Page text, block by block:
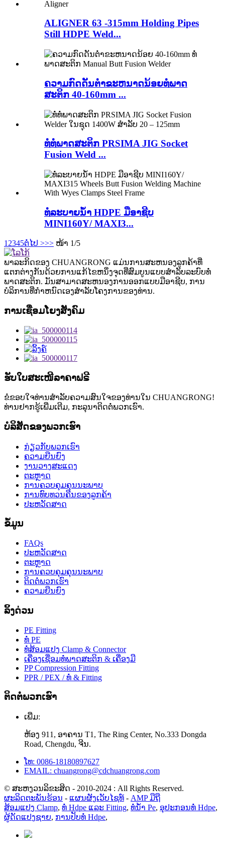
ALIGNER 63 -315mm Holding Pipes
Still HDPE Weld...
ຄວາມກົດດັນຕ່ໍາຂະຫນາດນ້ອຍທໍ່ພາດ
ສະຕິກ 40-160mm ...
ທໍ່ທໍ່ພາດສະຕິກ PRSIMA JIG Socket
Fusion Weld ...
ທໍ່ລະບາຍນໍ້າ HDPE ມືອາຊີບ
MINI160Y/ MAXI3...
12345ຕໍ່ໄປ >>> ໜ້າ 1/5
ພາລະກິດຂອງ CHUANGRONG ແມ່ນການສະຫນອງລູກຄ້າທີ່
ແຕກຕ່າງກັນດ້ວຍການແກ້ໄຂຫນຶ່ງຈຸດທີ່ສົມບູນແບບສໍາລັບລະບົບທໍ່
ພາດສະຕິກ. ມັນສາມາດສະຫນອງການອອກແບບມືອາຊີບ, ການ
ບໍລິການທີ່ກໍາຫນົດເອງສໍາລັບໂຄງການຂອງທ່ານ.
ການເຊື່ອມໂຍງສັງຄົມ
ຮັບໃບສະເໜີລາຄາຟຣີ
ຂໍ​ຂອບ​ໃຈ​ທ່ານ​ສໍາ​ລັບ​ຄວາມ​ສົນ​ໃຈ​ຂອງ​ທ່ານ​ໃນ CHUANGRONG​!
ທ່ານຢາກຮູ້ເພີ່ມເຕີມ, ກະລຸນາຕິດຕໍ່ພວກເຮົາ.
ບໍລິສັດຂອງພວກເຮົາ
ກ່ຽວກັບພວກເຮົາ
ຄວາມຍືນຍົງ
ງານວາງສະແດງ
ຕະຫຼາດ
ການຄວບຄຸມຄຸນນະພາບ
ການທົບທວນຄືນຂອງລູກຄ້າ
ປະຫວັດສາດ
ຂໍ້ມູນ
FAQs
ປະຫວັດສາດ
ຕະຫຼາດ
ການຄວບຄຸມຄຸນນະພາບ
ຕິດຕໍ່ພວກເຮົາ
ຄວາມຍືນຍົງ
ລິ້ງດ່ວນ
PE Fitting
ທໍ່ PE
ທໍ່ສ້ອມແປງ Clamp & Connector
ເຄື່ອງເຊື່ອມທໍ່ພາດສະຕິກ & ເຄື່ອງມື
PP Compression Fitting
PPR / PEX / ທໍ່ & Fitting
ຕິດຕໍ່ພວກເຮົາ
ເພີ່ມ:
ຫ້ອງ 911, ອາຄານ T1, The Ring Center, No.333 Dongda
Road, Chengdu, ຈີນ.
ໂທ: 0086-18180897627
EMAIL: chuangrong@cdchuangrong.com
© ສະຫງວນລິຂະສິດ - 2010-2024 : All Rights Reserved.
ຜະລິດຕະພັນຮ້ອນ - ແຜນຜັງເວັບໄຊທ໌ - AMP ມືຖື
ສ້ອມແປງ Clamp, ທໍ່ Hdpe ແລະ Fitting, ທໍ່ນ້ຳ Pe, ອຸປະກອນທໍ່ Hdpe,
ຜູ້ດັດແປງຊາຍ, ການປັບທໍ່ Hdpe,